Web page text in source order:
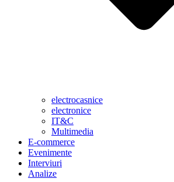
electrocasnice
electronice
IT&C
Multimedia
E-commerce
Evenimente
Interviuri
Analize